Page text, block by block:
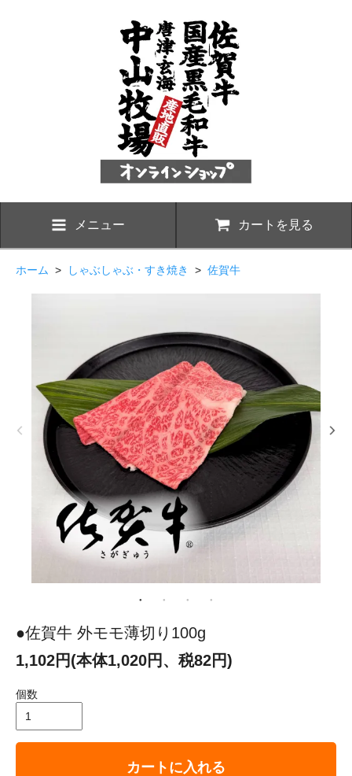
メニュー カートを見る
ホーム > しゃぶしゃぶ・すき焼き > 佐賀牛
●佐賀牛 外モモ薄切り100g
1,102円(本体1,020円、税82円)
個数
カートに入れる